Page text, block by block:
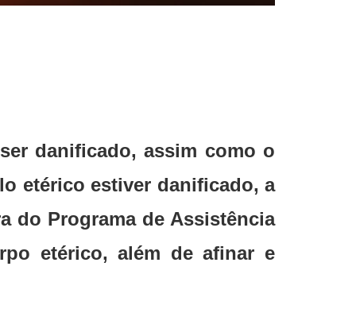
danificado, assim como o
etérico estiver danificado, a
do Programa de Assistência
etérico, além de afinar e